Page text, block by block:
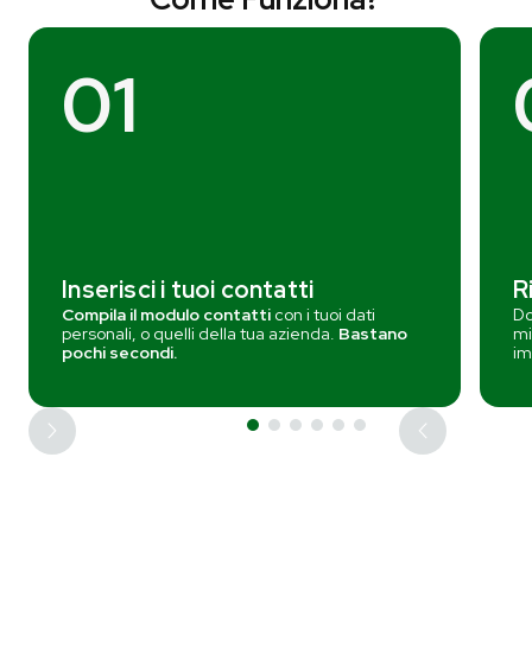
01
Inserisci i tuoi contatti
Compila il modulo contatti con i tuoi dati
personali, o quelli della tua azienda. Bastano
pochi secondi.